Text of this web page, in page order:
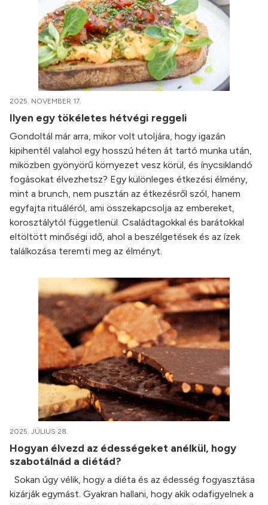
2025. NOVEMBER 17.
Ilyen egy tökéletes hétvégi reggeli
Gondoltál már arra, mikor volt utoljára, hogy igazán
kipihentél valahol egy hosszú héten át tartó munka után,
miközben gyönyörű környezet vesz körül, és ínycsiklandó
fogásokat élvezhetsz? Egy különleges étkezési élmény,
mint a brunch, nem pusztán az étkezésről szól, hanem
egyfajta rituáléról, ami összekapcsolja az embereket,
korosztálytól függetlenül. Családtagokkal és barátokkal
eltöltött minőségi idő, ahol a beszélgetések és az ízek
találkozása teremti meg az élményt.
2025. JÚLIUS 28.
Hogyan élvezd az édességeket anélkül, hogy
szabotálnád a diétád?
Sokan úgy vélik, hogy a diéta és az édesség fogyasztása
kizárják egymást. Gyakran hallani, hogy akik odafigyelnek a